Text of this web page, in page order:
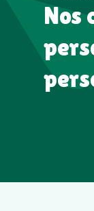
Nos